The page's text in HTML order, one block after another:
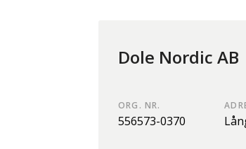
Dole Nordic AB
ORG. NR.
556573-0370